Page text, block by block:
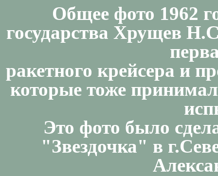
Общее фото 1962
государства Хрущев
ракетного крейсера и
которые тоже
Это фото было
"Звездочка" в